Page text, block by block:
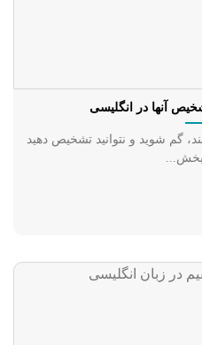
آنها در انگلیسی
گم شوید و نتوانید تشخیص دهید